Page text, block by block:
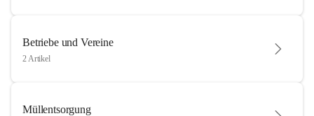
Betriebe und Vereine
2 Artikel
Müllentsorgung